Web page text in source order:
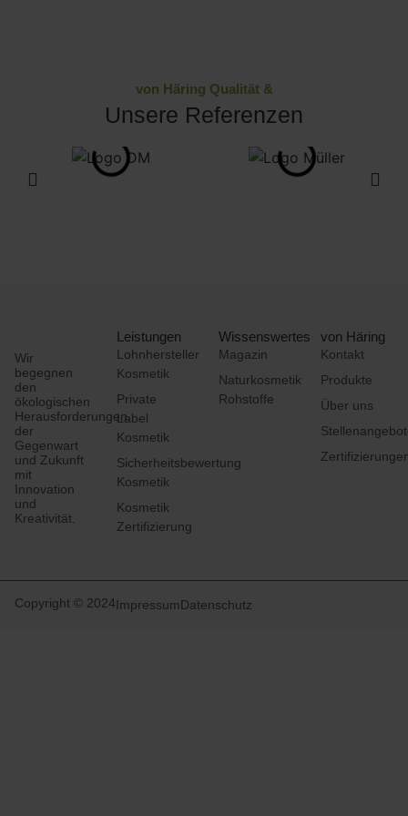
von Häring Qualität &
Unsere Referenzen
Wir
begegnen
den
ökologischen
Herausforderungen
der
Gegenwart
und Zukunft
mit
Innovation
und
Kreativität.
Leistungen
Lohnhersteller
Kosmetik
Private
Label
Kosmetik
Sicherheitsbewertung
Kosmetik
Kosmetik
Zertifizierung
Wissenswertes
Magazin
Naturkosmetik
Rohstoffe
von Häring
Kontakt
Produkte
Über uns
Copyright © 2024ImpressumDatenschutz